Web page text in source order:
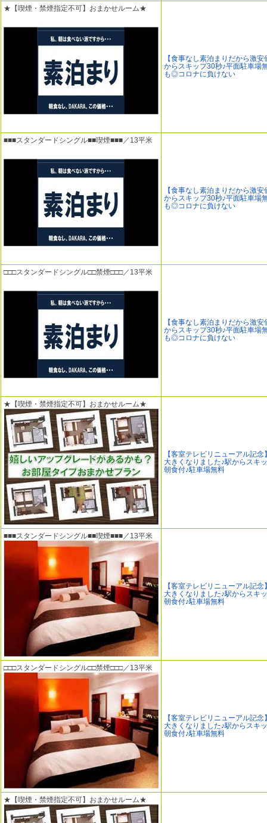
★【喫煙・禁煙指定不可】おまかせルーム★
【食事なし素泊まりだから激安
からスキップ30秒♪平面駐車場
も◎コロナに負けない
■■■スタンダードシングル■■喫煙■■■／13平米
【食事なし素泊まりだから激安
からスキップ30秒♪平面駐車場
も◎コロナに負けない
□□□スタンダードシングル□□禁煙□□□／13平米
【食事なし素泊まりだから激安
からスキップ30秒♪平面駐車場
も◎コロナに負けない
★【喫煙・禁煙指定不可】おまかせルーム★
【客室テレビリニューアル記
大きくなりました♪駅からスキ
朝食付♪駐車場無料
■■■スタンダードシングル■■喫煙■■■／13平米
【客室テレビリニューアル記
大きくなりました♪駅からスキ
朝食付♪駐車場無料
□□□スタンダードシングル□□禁煙□□□／13平米
【客室テレビリニューアル記
大きくなりました♪駅からスキ
朝食付♪駐車場無料
★【喫煙・禁煙指定不可】おまかせルーム★